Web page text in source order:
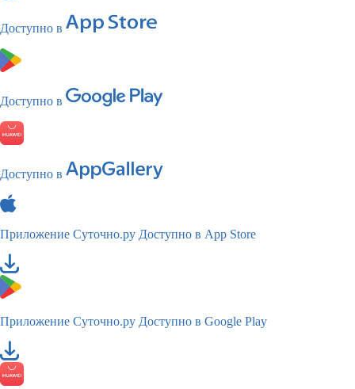
Доступно в
Доступно в
Доступно в
Приложение Суточно.ру Доступно в App Store
Приложение Суточно.ру Доступно в Google Play